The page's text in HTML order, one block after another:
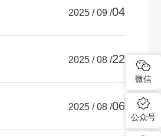
微信
公众号
2025 / 09 /04
2025 / 08 /22
2025 / 08 /06